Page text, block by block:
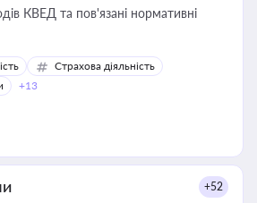
КВЕД та пов'язані нормативні
Страхова діяльність
+13
+52